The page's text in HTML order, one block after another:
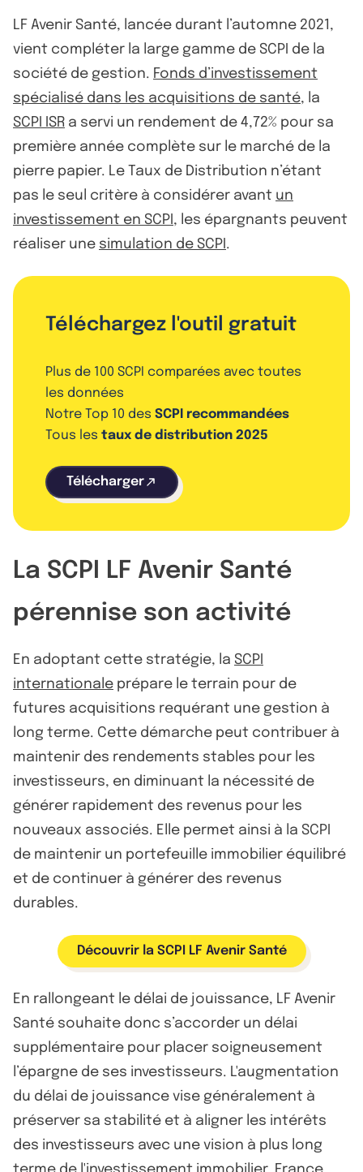
LF Avenir Santé, lancée durant l’automne 2021,
vient compléter la large gamme de SCPI de la
société de gestion. Fonds d’investissement
spécialisé dans les acquisitions de santé, la
SCPI ISR a servi un rendement de 4,72% pour sa
première année complète sur le marché de la
pierre papier. Le Taux de Distribution n’étant
pas le seul critère à considérer avant un
investissement en SCPI , les épargnants peuvent
réaliser une simulation de SCPI .
Téléchargez l'outil gratuit
Plus de 100 SCPI comparées avec toutes
les données
Notre Top 10 des SCPI recommandées
Tous les taux de distribution 2025
Télécharger
La SCPI LF Avenir Santé
pérennise son activité
En adoptant cette stratégie, la SCPI
internationale prépare le terrain pour de
futures acquisitions requérant une gestion à
long terme. Cette démarche peut contribuer à
maintenir des rendements stables pour les
investisseurs, en diminuant la nécessité de
générer rapidement des revenus pour les
nouveaux associés. Elle permet ainsi à la SCPI
de maintenir un portefeuille immobilier équilibré
et de continuer à générer des revenus
durables.
Découvrir la SCPI LF Avenir Santé
En rallongeant le délai de jouissance, LF Avenir
Santé souhaite donc s’accorder un délai
supplémentaire pour placer soigneusement
l’épargne de ses investisseurs. L'augmentation
du délai de jouissance vise généralement à
préserver sa stabilité et à aligner les intérêts
des investisseurs avec une vision à plus long